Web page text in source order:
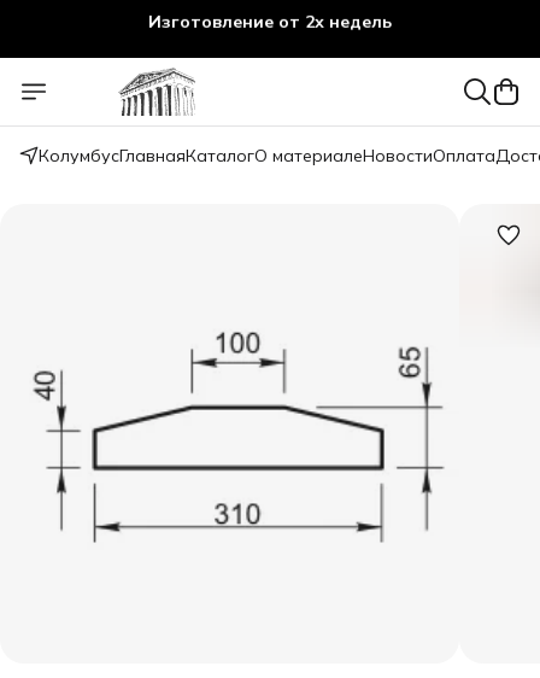
Изготовление от 2х недель
КолумбусГлавнаяКаталогО материалеНовостиОплата